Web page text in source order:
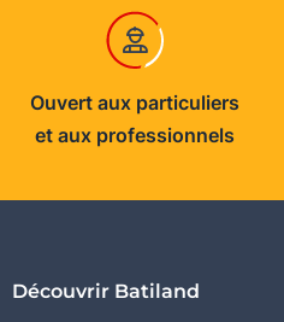
Ouvert aux particuliers
et aux professionnels
Découvrir Batiland